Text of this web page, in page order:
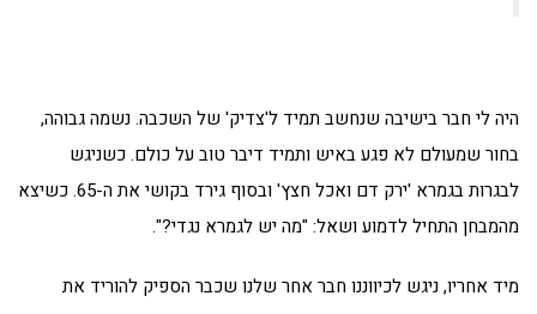
היה לי חבר בישיבה שנחשב תמיד ל'צדיק' של השכבה. נשמה גבוהה,
בחור שמעולם לא פגע באיש ותמיד דיבר טוב על כולם. כשניגש
לבגרות בגמרא 'ירק דם ואכל חצץ' ובסוף גירד בקושי את ה-65. כשיצא
מהמבחן התחיל לדמוע ושאל: "מה יש לגמרא נגדי?".
מיד אחריו, ניגש לכיווננו חבר אחר שלנו שכבר הספיק להוריד את